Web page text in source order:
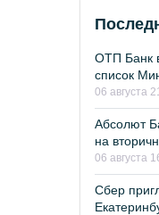
ОТП Банк
список
06 августа
Абсолют
на
06 августа
Сбер